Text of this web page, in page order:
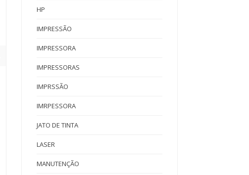
HP
IMPRESSÃO
IMPRESSORA
IMPRESSORAS
IMPRSSÃO
IMRPESSORA
JATO DE TINTA
LASER
MANUTENÇÃO